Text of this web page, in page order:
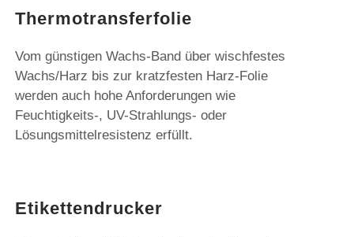
Thermotransferfolie
Vom günstigen Wachs-Band über wischfestes
Wachs/Harz bis zur kratzfesten Harz-Folie
werden auch hohe Anforderungen wie
Feuchtigkeits-, UV-Strahlungs- oder
Lösungsmittelresistenz erfüllt.
Etikettendrucker